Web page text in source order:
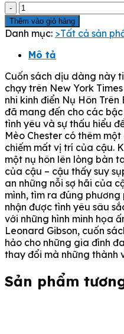
69.000 VND.
Chiếc
túi
đầy
những
hôn
số
lượng
Thêm vào giỏ hàng
Danh mục: >Tất cả sản
Mô tả
Cuốn sách dịu dàng này
chạy trên New York
nhi kinh điển Nụ Hôn
đã mang đến cho các
tình yêu và sự thấu hiểu
Mèo Chester có thêm
chiếm mất vị trí của cậu.
một nụ hôn lên lòng bàn
của cậu – cậu thấy suy
an những nỗi sợ hãi của
mình, tìm ra đúng phương
nhận được tình yêu sâu
với những hình minh họa
Leonard Gibson, cuốn
hảo cho những gia đình
thay đổi mà những thành
Sản phẩm